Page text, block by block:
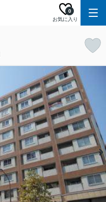
お気に入り
0